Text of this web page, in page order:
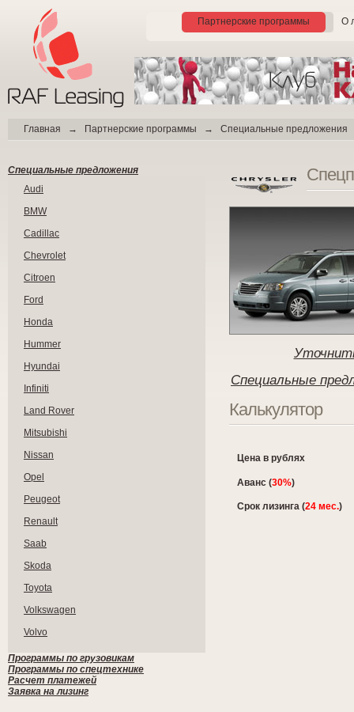
Партнерские программы О
Главная → Партнерские программы → Специальные предложения
Специальные предложения
Audi
BMW
Cadillac
Chevrolet
Citroen
Ford
Honda
Hummer
Hyundai
Infiniti
Land Rover
Mitsubishi
Nissan
Opel
Peugeot
Renault
Saab
Skoda
Toyota
Volkswagen
Volvo
Программы по грузовикам
Программы по спецтехнике
Расчет платежей
Заявка на лизинг
Специальные
Калькулятор
Цена в рублях
Аванс (30%)
Срок лизинга (24 мес.)